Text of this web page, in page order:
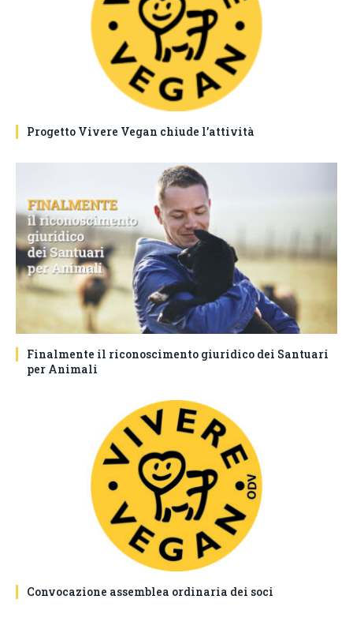
Progetto Vivere Vegan chiude l’attività
Finalmente il riconoscimento giuridico dei Santuari
per Animali
Convocazione assemblea ordinaria dei soci